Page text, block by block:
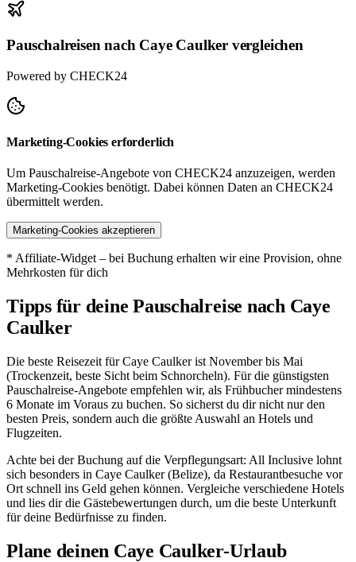
Pauschalreisen nach Caye Caulker vergleichen
Powered by CHECK24
Marketing-Cookies erforderlich
Um Pauschalreise-Angebote von CHECK24 anzuzeigen, werden
Marketing-Cookies benötigt. Dabei können Daten an CHECK24
übermittelt werden.
Marketing-Cookies akzeptieren
* Affiliate-Widget – bei Buchung erhalten wir eine Provision, ohne
Mehrkosten für dich
Tipps für deine Pauschalreise nach Caye
Caulker
Die beste Reisezeit für Caye Caulker ist November bis Mai
(Trockenzeit, beste Sicht beim Schnorcheln). Für die günstigsten
Pauschalreise-Angebote empfehlen wir, als Frühbucher mindestens
6 Monate im Voraus zu buchen. So sicherst du dir nicht nur den
besten Preis, sondern auch die größte Auswahl an Hotels und
Flugzeiten.
Achte bei der Buchung auf die Verpflegungsart: All Inclusive lohnt
sich besonders in Caye Caulker (Belize), da Restaurantbesuche vor
Ort schnell ins Geld gehen können. Vergleiche verschiedene Hotels
und lies dir die Gästebewertungen durch, um die beste Unterkunft
für deine Bedürfnisse zu finden.
Plane deinen Caye Caulker-Urlaub